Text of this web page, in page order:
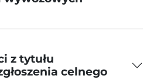
z tytułu
celnego